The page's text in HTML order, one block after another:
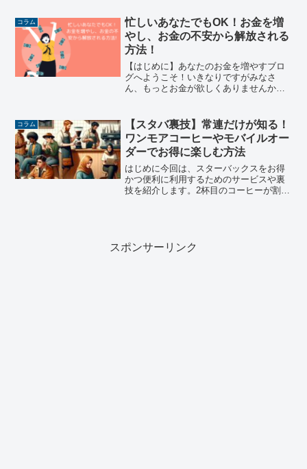
し、本当に「お得」と言えるのでしょう
か？今回は、ポイント〇倍デ...
コラム
忙しいあなたでもOK！お金を増
やし、お金の不安から解放される
方法！
【はじめに】あなたのお金を増やすブロ
グへようこそ！いきなりですがみなさ
ん、もっとお金が欲しくありませんか？
貯まらない…そんな悩みを抱えている方
はいませんか？お金があって...
コラム
【スタバ裏技】常連だけが知る！
ワンモアコーヒーやモバイルオー
ダーでお得に楽しむ方法
はじめに今回は、スターバックスをお得
かつ便利に利用するためのサービスや裏
技を紹介します。2杯目のコーヒーが割引
スポンサーリンク